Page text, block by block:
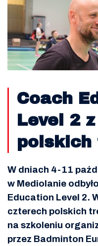
Coach
Level 2
polskich
W dniach 4-11
w Mediolanie
Education Level 2.
czterech polskich
na szkoleniu
przez Badminton